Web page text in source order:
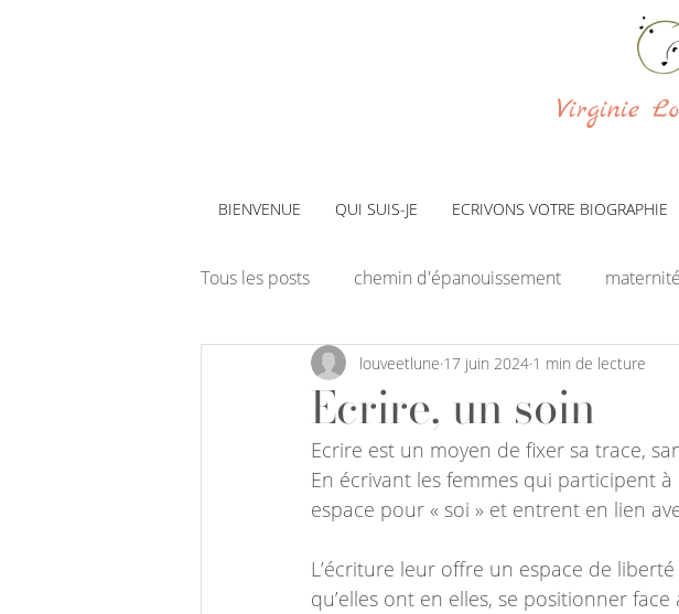
Virginie
BIENVENUE QUI SUIS-JE ECRIVONS VOTRE BIOGRAPHIE
Tous les posts chemin d'épanouissement maternité
Art-thérapie
Ecrire, un soin
louveetlune 17 juin 2024 1 min de lecture
Ecrire est un moyen de fixer sa trace,
En écrivant les femmes qui participent à
espace pour « soi » et entrent en lien
L’écriture leur offre un espace de
qu’elles ont en elles, se positionner